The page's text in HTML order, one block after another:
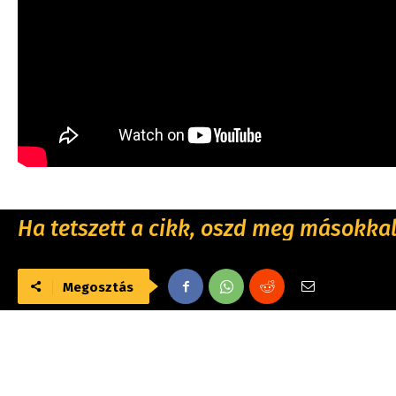
Ha tetszett a cikk, oszd meg
Megosztás